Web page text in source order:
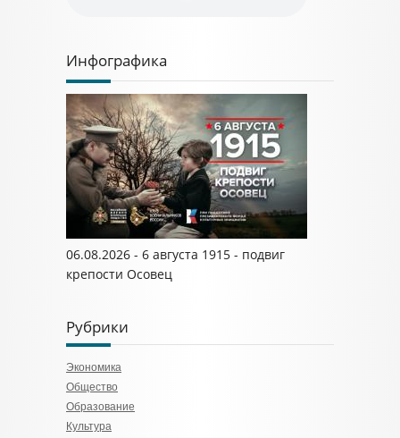
Инфографика
06.08.2026 - 6 августа 1915 - подвиг
крепости Осовец
Рубрики
Экономика
Общество
Образование
Культура